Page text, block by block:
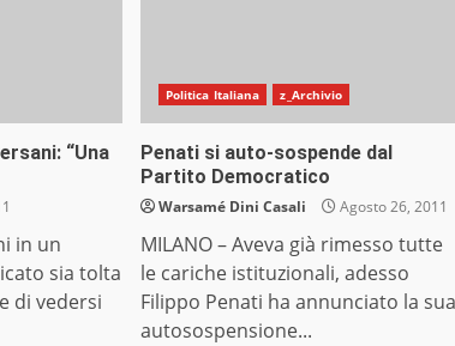
“Una
in un
sia tolta
di vedersi
Politica Italiana z_Archivio
Penati si auto-sospende dal
Partito Democratico
Warsamé Dini Casali Agosto 26, 2011
MILANO – Aveva già rimesso tutte
le cariche istituzionali, adesso
Filippo Penati ha annunciato la sua
autosospensione...